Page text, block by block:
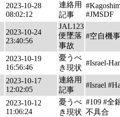
2023-10-28
08:02:12
連絡用
記事
#JMSDF
2023-10-24
23:40:56
JAL123
便墜落
事故
#空自機
2023-10-19
16:56:46
憂うべ
き現状
#Israel-
2023-10-17
12:02:05
連絡用
記事
#Israel
2023-10-12
11:06:24
憂うべ
き現状
#109 #全
不具合